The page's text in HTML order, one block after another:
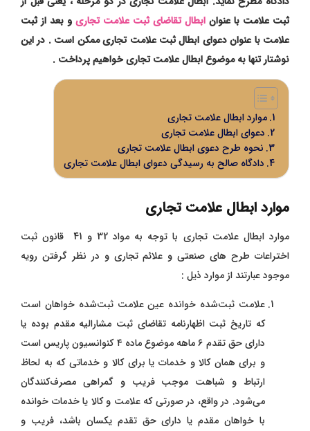
ثبت علامت با عنوان ابطال تقاضای ثبت علامت تجاری و بعد از ثبت
علامت با عنوان دعوای ابطال ثبت علامت تجاری ممکن است . در این
نوشتار تنها به موضوع ابطال علامت تجاری خواهیم پرداخت .
موارد ابطال علامت تجاری
دعوای ابطال علامت تجاری
نحوه طرح دعوی ابطال علامت تجاری
دادگاه صالح به رسیدگی دعوای ابطال علامت تجاری
موارد ابطال علامت تجاری
موارد ابطال علامت تجاری با توجه به مواد 32 و 41 قانون ثبت
اختراعات طرح های صنعتی و علائم تجاری و در نظر گرفتن رویه
موجود عبارتند از موارد ذیل :
علامت ثبت‌شده خوانده عین علامت ثبت‌شده خواهان است
که تاریخ ثبت اظهارنامه تقاضای ثبت مشارالیه مقدم بوده یا
دارای حق تقدم ۶ ماهه موضوع ماده ۴ کنوانسیون پاریس است
و برای همان کالا و خدمات یا برای کالا و خدماتی که به لحاظ
ارتباط و شباهت موجب فریب و گمراهی مصرف‌کنندگان
می‌شود. در واقع، در صورتی که علامت و کالا یا خدمات خوانده
با خواهان مقدم یا دارای حق تقدم یکسان باشد، فریب و